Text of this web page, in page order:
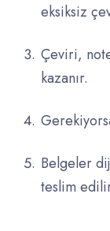
eksiksiz
Çeviri,
kazanır.
Belgeler
teslim